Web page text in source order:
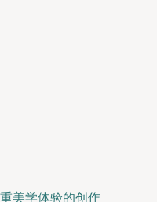
美学体验的创作